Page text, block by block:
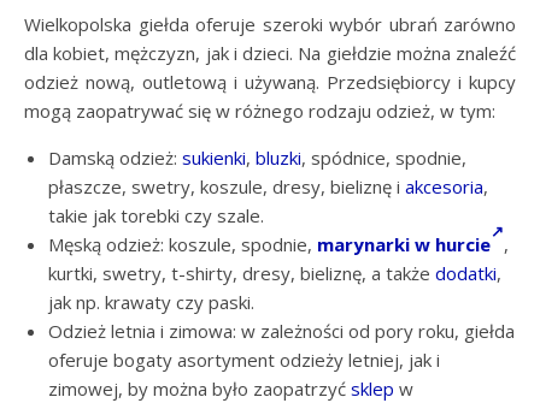
Wielkopolska giełda oferuje szeroki wybór ubrań zarówno
dla kobiet, mężczyzn, jak i dzieci. Na giełdzie można znaleźć
odzież nową, outletową i używaną. Przedsiębiorcy i kupcy
mogą zaopatrywać się w różnego rodzaju odzież, w tym:
Damską odzież: sukienki, bluzki, spódnice, spodnie,
płaszcze, swetry, koszule, dresy, bieliznę i akcesoria,
takie jak torebki czy szale.
Męską odzież: koszule, spodnie, marynarki w hurcie ,
kurtki, swetry, t-shirty, dresy, bieliznę, a także dodatki,
jak np. krawaty czy paski.
Odzież letnia i zimowa: w zależności od pory roku, giełda
oferuje bogaty asortyment odzieży letniej, jak i
zimowej, by można było zaopatrzyć sklep w